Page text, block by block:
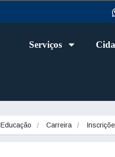
Serviços
Educação Carreira